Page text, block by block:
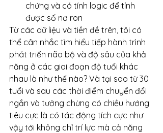
chứng và có tính logic để tính
được số nơ ron
Từ các dữ liệu và tiền đề trên, tôi có
thể cân nhắc tìm hiểu tiếp hành trình
phát triển não bộ và độ sâu của khả
năng ở các giai đoạn độ tuổi khác
nhau là như thế nào? Và tại sao từ 30
tuổi và sau các thời điểm chuyển đổi
ngắn và tưởng chừng có chiều hướng
tiêu cực là có tác động tích cực như
vậy tới không chỉ trí lực mà cả năng